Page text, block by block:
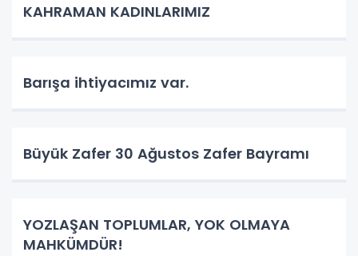
KAHRAMAN KADINLARIMIZ
Barışa ihtiyacımız var.
Büyük Zafer 30 Ağustos Zafer Bayramı
YOZLAŞAN TOPLUMLAR, YOK OLMAYA
MAHKÜMDÜR!